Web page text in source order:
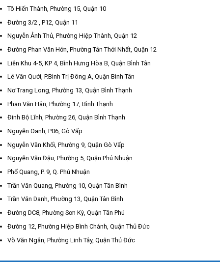
Tô Hiến Thành, Phường 15, Quận 10
Đường 3/2 , P12, Quận 11
Nguyễn Ảnh Thủ, Phường Hiệp Thành, Quận 12
Đường Phan Văn Hớn, Phường Tân Thới Nhất, Quận 12
Liên Khu 4-5, KP 4, Bình Hưng Hòa B, Quận Bình Tân
Lê Văn Qưới, P.Bình Trị Đông A, Quận Bình Tân
Nơ Trang Long, Phường 13, Quận Bình Thạnh
Phan Văn Hân, Phường 17, Bình Thạnh
Đinh Bộ Lĩnh, Phường 26, Quận Bình Thạnh
Nguyễn Oanh, P06, Gò Vấp
Nguyễn Văn Khối, Phường 9, Quận Gò Vấp
Nguyễn Văn Đậu, Phường 5, Quận Phú Nhuận
Phổ Quang, P. 9, Q. Phú Nhuận
Trần Văn Quang, Phường 10, Quận Tân Bình
Trần Văn Danh, Phường 13, Quận Tân Bình
Đường DC8, Phường Sơn Kỳ, Quận Tân Phú
Đường 12, Phường Hiệp Bình Chánh, Quận Thủ Đức
Võ Văn Ngân, Phường Linh Tây, Quận Thủ Đức